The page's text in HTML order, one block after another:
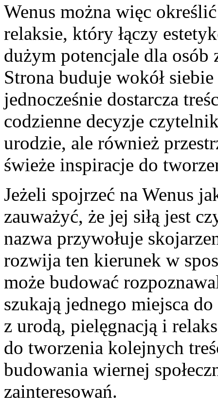
Wenus można więc
relaksie, który łączy
dużym potencjale dla osób
Strona buduje wokół
jednocześnie dostarcza
codzienne decyzje
urodzie, ale również
świeże inspiracje do
Jeżeli spojrzeć na Wenus
zauważyć, że jej siłą jest
nazwa przywołuje
rozwija ten kierunek w
może budować
szukają jednego miejsca
z urodą, pielęgnacją i
do tworzenia kolejnych
budowania wiernej
zainteresowań.